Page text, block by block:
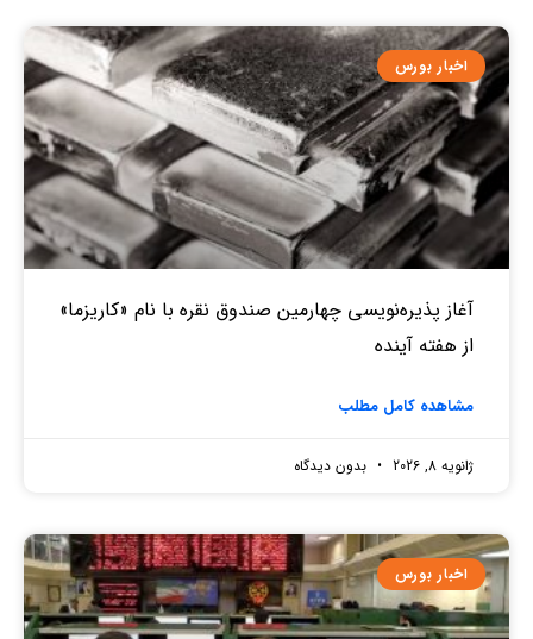
اخبار بورس
آغاز پذیره‌نویسی چهارمین صندوق نقره‌ با نام «کاریزما»
از هفته آینده
مشاهده کامل مطلب
ژانویه 8, 2026 بدون دیدگاه
اخبار بورس